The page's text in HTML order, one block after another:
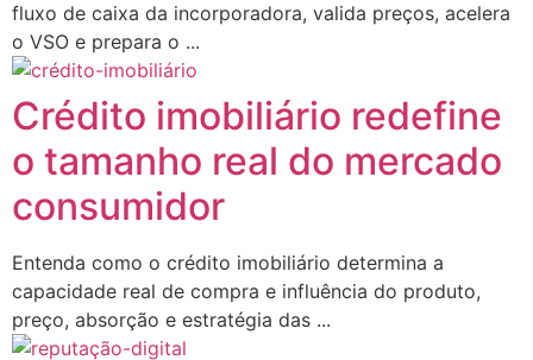
fluxo de caixa da incorporadora, valida preços, acelera
o VSO e prepara o ...
Crédito imobiliário redefine
o tamanho real do mercado
consumidor
Entenda como o crédito imobiliário determina a
capacidade real de compra e influência do produto,
preço, absorção e estratégia das ...